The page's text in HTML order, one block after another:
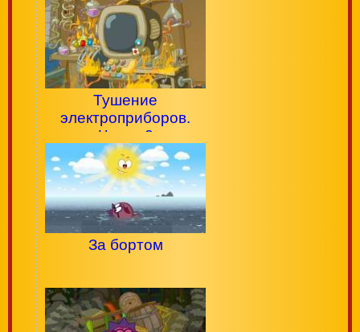
Тушение
электроприборов.
Часть 2
За бортом